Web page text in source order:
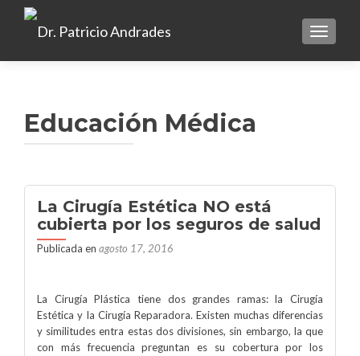
Educación Médica
La Cirugía Estética NO está
cubierta por los seguros de salud
Publicada en agosto 17, 2016
La Cirugía Plástica tiene dos grandes ramas: la Cirugía
Estética y la Cirugía Reparadora. Existen muchas diferencias
y similitudes entra estas dos divisiones, sin embargo, la que
con más frecuencia preguntan es su cobertura por los